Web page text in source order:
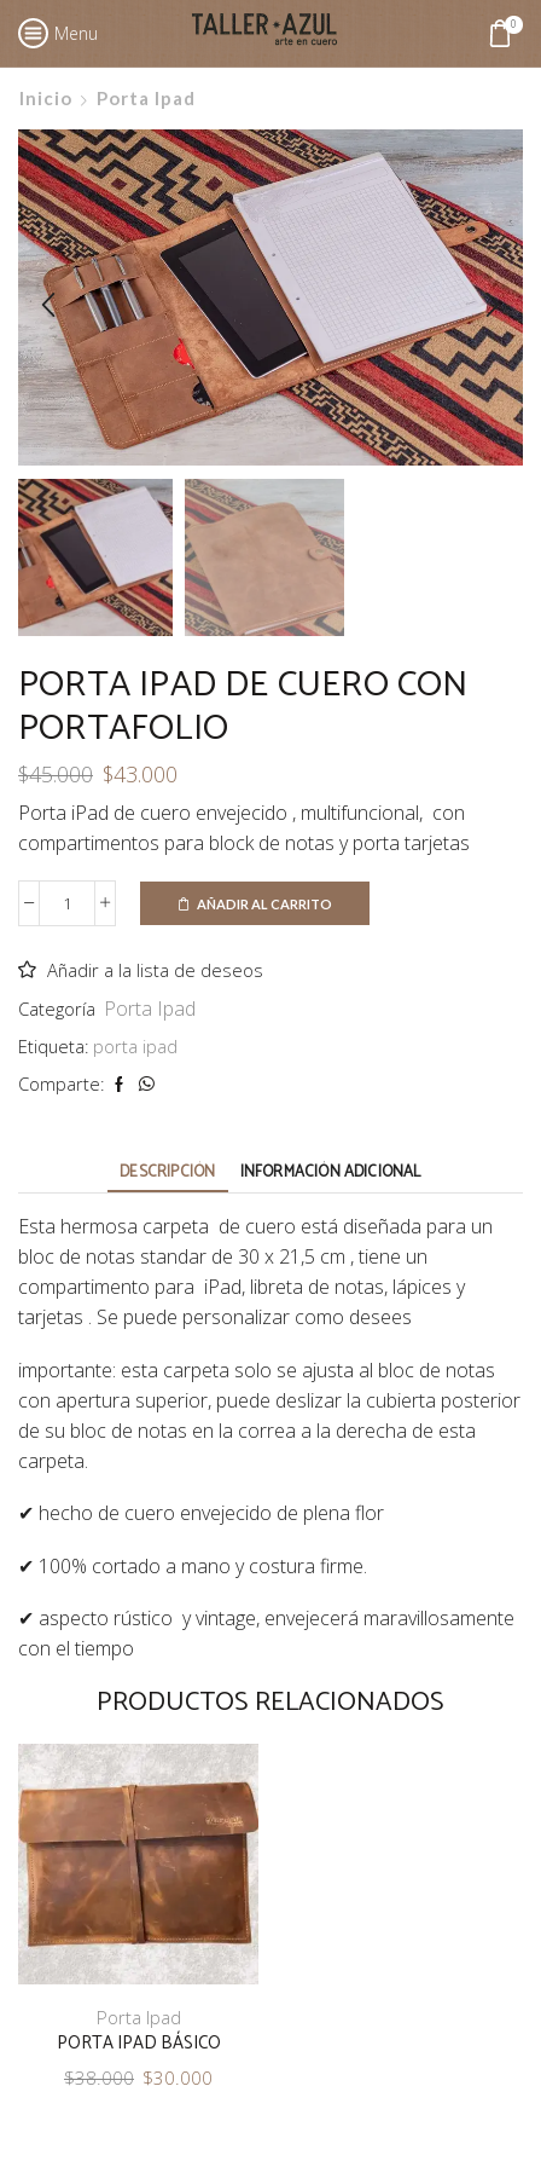
Menu 0
Inicio Porta Ipad
PORTA IPAD DE CUERO CON
PORTAFOLIO
$45.000 El
original
era:
$45.000.
$43.000
actual
es:
Porta iPad de cuero envejecido , multifuncional, con
compartimentos para block de notas y porta tarjetas
Porta
de
con
portafolio
AÑADIR AL CARRITO
Añadir a la lista de deseos
Categoría Porta Ipad
Etiqueta: porta ipad
Comparte:
DESCRIPCIÓN INFORMACIÓN ADICIONAL
Esta hermosa carpeta de cuero está diseñada para un
bloc de notas standar de 30 x 21,5 cm , tiene un
compartimento para iPad, libreta de notas, lápices y
tarjetas . Se puede personalizar como desees
importante: esta carpeta solo se ajusta al bloc de notas
con apertura superior, puede deslizar la cubierta posterior
de su bloc de notas en la correa a la derecha de esta
carpeta.
✔ hecho de cuero envejecido de plena flor
✔ 100% cortado a mano y costura firme.
✔ aspecto rústico y vintage, envejecerá maravillosamente
con el tiempo
PRODUCTOS RELACIONADOS
Porta Ipad
PORTA IPAD BÁSICO
$38.000 El
$30.000